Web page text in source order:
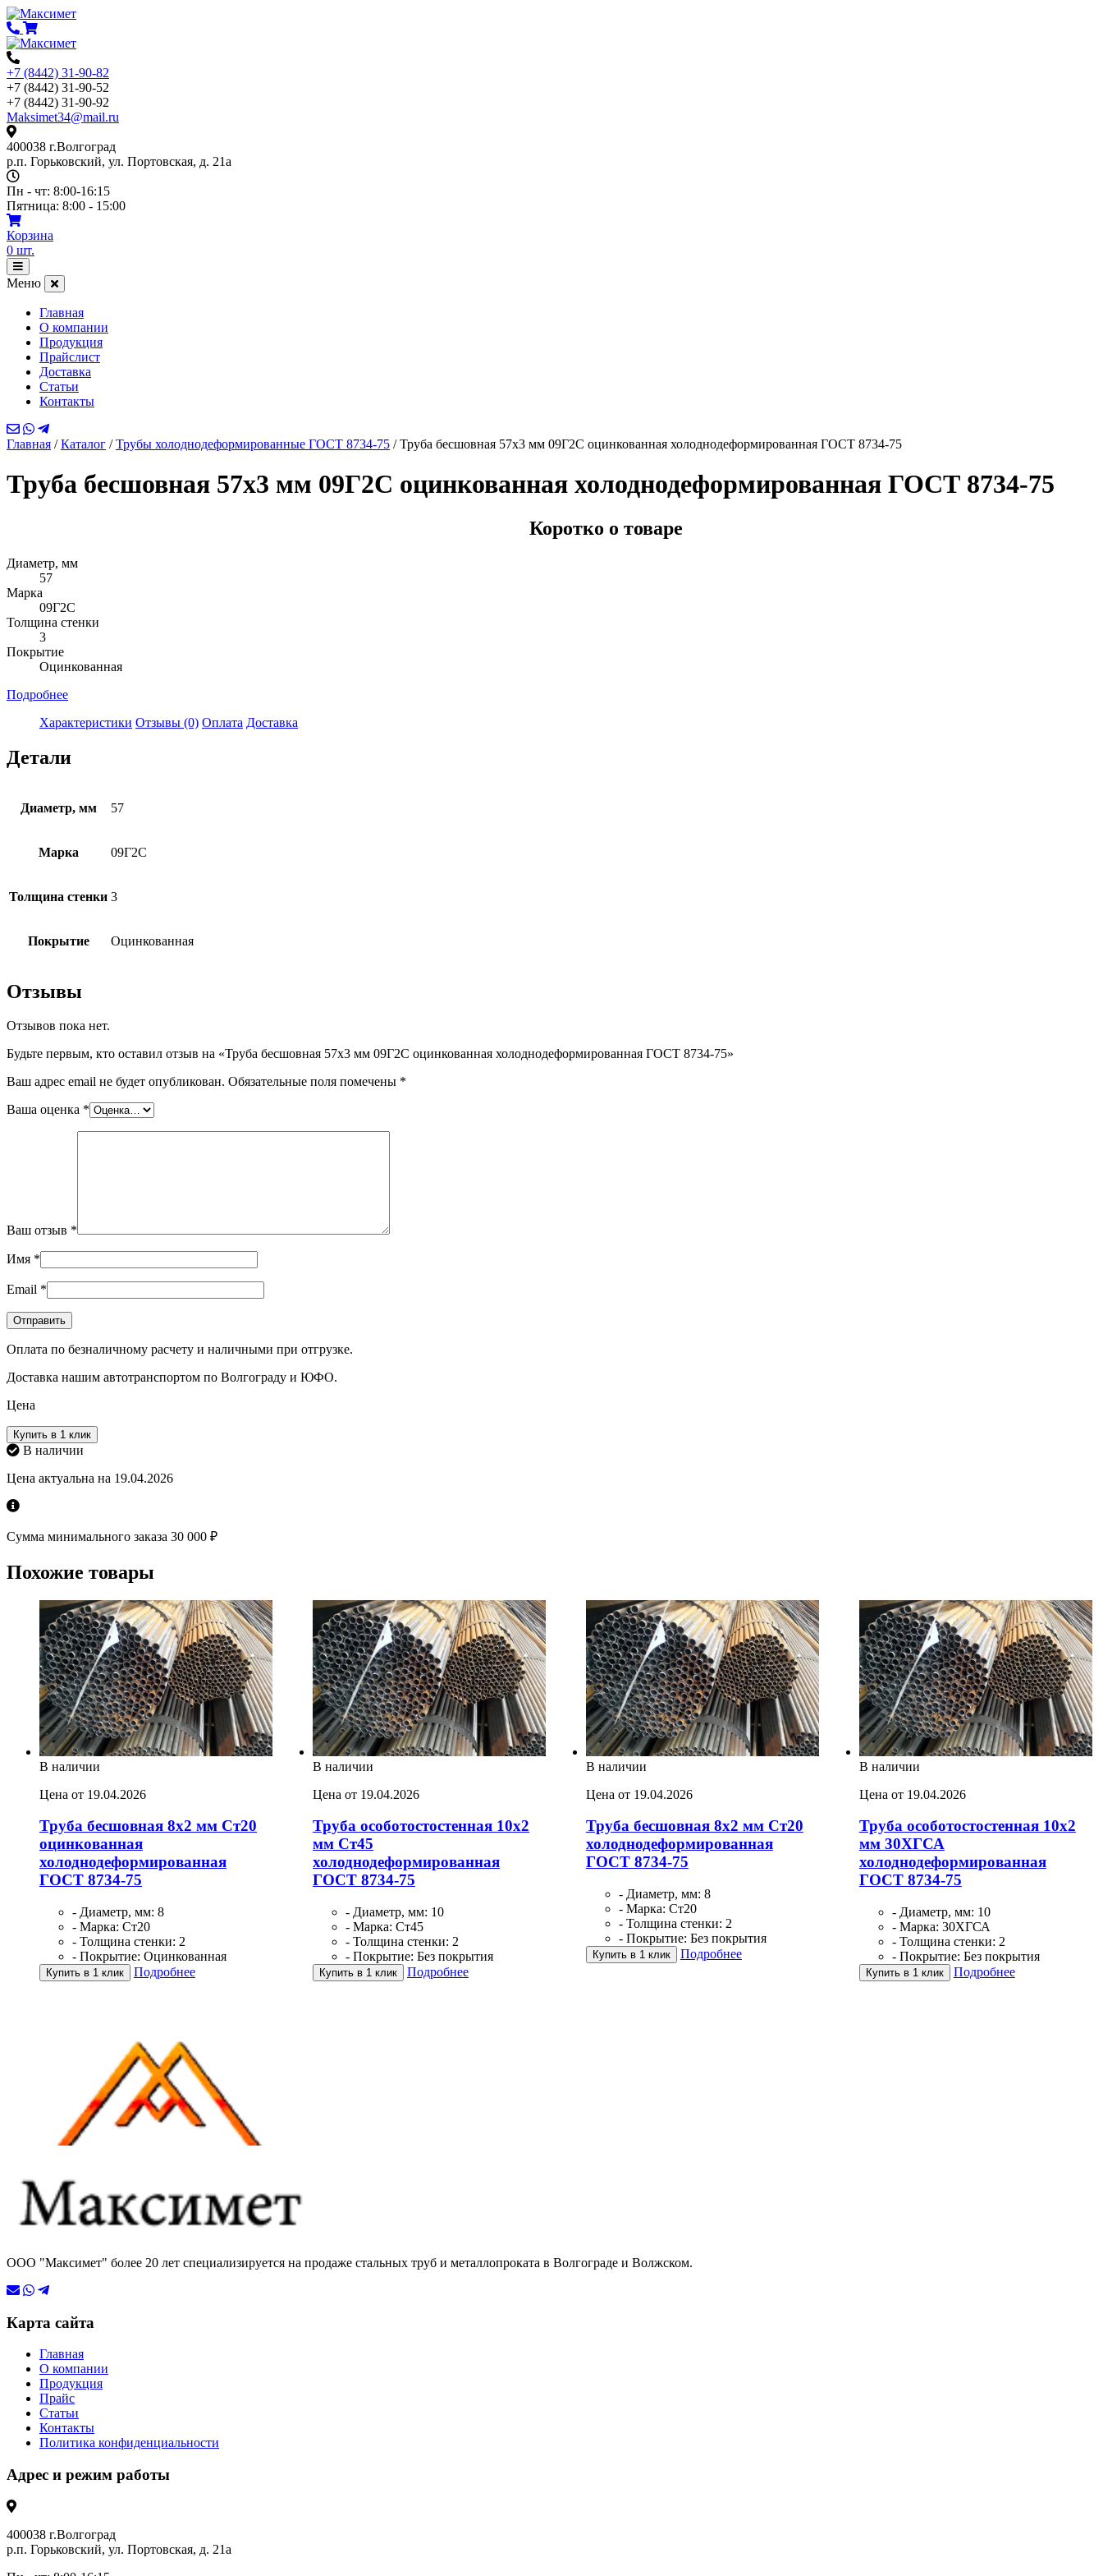
Перейти
к
содержимому
+7 (8442) 31-90-82
+7 (8442) 31-90-52
+7 (8442) 31-90-92
Maksimet34@mail.ru
400038 г.Волгоград
р.п. Горьковский, ул. Портовская, д. 21а
Пн - чт: 8:00-16:15
Пятница: 8:00 - 15:00
Корзина
0 шт.
Открыть
меню
Меню
Главная
О компании
Продукция
Прайслист
Доставка
Статьи
Контакты
Главная /Каталог /Трубы холоднодеформированные ГОСТ 8734-75 /Труба бесшовная 57х3 мм 09Г2С оцинкованная холоднодеформированная ГОСТ 8734-75
Труба бесшовная 57х3 мм 09Г2С оцинкованная холоднодеформированная ГОСТ 8734-75
Коротко о товаре
Диаметр, мм
57
Марка
09Г2С
Толщина стенки
3
Покрытие
Оцинкованная
Подробнее
Характеристики Отзывы (0) Оплата Доставка
Детали
Диаметр, мм 57
Марка 09Г2С
Толщина стенки 3
Покрытие Оцинкованная
Отзывы
Отзывов пока нет.
Будьте первым, кто оставил отзыв на «Труба бесшовная 57х3 мм 09Г2С оцинкованная холоднодеформированная ГОСТ 8734-75»
Ваш адрес email не будет опубликован. Обязательные поля помечены *
Ваша оценка *
Ваш отзыв *
Имя *
Email *
Оплата по безналичному расчету и наличными при отгрузке.
Доставка нашим автотранспортом по Волгограду и ЮФО.
Цена
Купить в 1 клик
В наличии
Цена актуальна на 19.04.2026
Сумма минимального заказа 30 000 ₽
Похожие товары
В наличии
Цена от 19.04.2026
Труба бесшовная 8х2 мм Ст20
оцинкованная
холоднодеформированная
ГОСТ 8734-75
- Диаметр, мм: 8
- Марка: Ст20
- Толщина стенки: 2
- Покрытие: Оцинкованная
Купить в 1 клик Подробнее
В наличии
Цена от 19.04.2026
Труба особотостостенная 10х2
мм Ст45
холоднодеформированная
ГОСТ 8734-75
- Диаметр, мм: 10
- Марка: Ст45
- Толщина стенки: 2
- Покрытие: Без покрытия
Купить в 1 клик Подробнее
В наличии
Цена от 19.04.2026
Труба бесшовная 8х2 мм Ст20
холоднодеформированная
ГОСТ 8734-75
- Диаметр, мм: 8
- Марка: Ст20
- Толщина стенки: 2
- Покрытие: Без покрытия
Купить в 1 клик Подробнее
В наличии
Цена от 19.04.2026
Труба особотостостенная 10х2
мм 30ХГСА
холоднодеформированная
ГОСТ 8734-75
- Диаметр, мм: 10
- Марка: 30ХГСА
- Толщина стенки: 2
- Покрытие: Без покрытия
Купить в 1 клик Подробнее
ООО "Максимет" более 20 лет специализируется на продаже стальных труб и металлопроката в Волгограде и Волжском.
Карта сайта
Главная
О компании
Продукция
Прайс
Статьи
Контакты
Политика конфиденциальности
Адрес и режим работы
400038 г.Волгоград
р.п. Горьковский, ул. Портовская, д. 21а